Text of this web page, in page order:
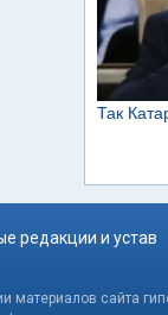
редакции и устав
сайта